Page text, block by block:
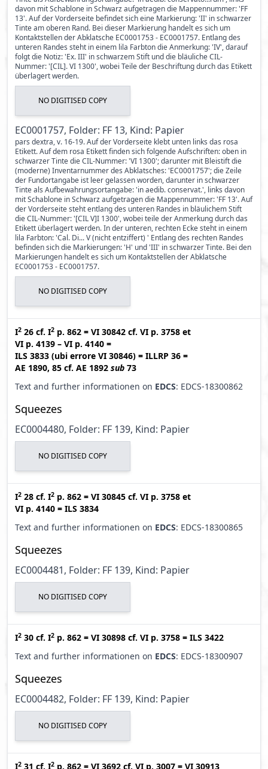
davon mit Schablone in Schwarz aufgetragen die Mappennummer: 'FF
13'. Auf der Vorderseite befindet sich eine Markierung: 'II' in schwarzer
Tinte am oberen Rand. Bei dieser Markierung handelt es sich um
Kontaktstellen der Abklatsche EC0001753 - EC0001757. Entlang des
unteren Randes steht in einem lila Farbton die Anmerkung: 'IV', darauf
folgt die Notiz: 'Ex. III' in schwarzem Stift und die bläuliche CIL-
Nummer: '[CIL]. VI 1300', wobei Teile der Beschriftung durch das Etikett
überlagert werden.
NO DIGITISED COPY
EC0001757, Folder: FF 13, Kind: Papier
pars dextra, v. 16-19. Auf der Vorderseite klebt unten links das rosa
Etikett. Auf dem rosa Etikett finden sich folgende Aufschriften: oben in
schwarzer Tinte die CIL-Nummer: 'VI 1300'; darunter mit Bleistift die
(moderne) Inventarnummer des Abklatsches: 'EC0001757'; die Zeile
der Fundortangabe ist leer gelassen worden, darunter in schwarzer
Tinte als Aufbewahrungsortangabe: 'in aedib. conservat.', links davon
mit Schablone in Schwarz aufgetragen die Mappennummer: 'FF 13'. Auf
der Vorderseite steht entlang des unteren Randes in bläulichem Stift
die CIL-Nummer: '[CIL V]I 1300', wobei teile der Anmerkung durch das
Etikett überlagert werden. In der unteren, rechten Ecke steht in einem
lila Farbton: 'Cal. Di... V (nicht entziffert) ' Entlang des rechten Randes
befinden sich die Markierungen: 'H' und 'III' in schwarzer Tinte. Bei den
Markierungen handelt es sich um Kontaktstellen der Abklatsche
EC0001753 - EC0001757.
NO DIGITISED COPY
I2 26 cf. I2 p. 862 = VI 30842 cf. VI p. 3758 et
VI p. 4139 – VI p. 4140 =
ILS 3833 (ubi errore VI 30846) = ILLRP 36 =
AE 1890, 85 cf. AE 1892 sub 73
Text and further informationen on EDCS: EDCS-18300862
Squeezes
EC0004480, Folder: FF 139, Kind: Papier
NO DIGITISED COPY
I2 28 cf. I2 p. 862 = VI 30845 cf. VI p. 3758 et
VI p. 4140 = ILS 3834
Text and further informationen on EDCS: EDCS-18300865
Squeezes
EC0004481, Folder: FF 139, Kind: Papier
NO DIGITISED COPY
I2 30 cf. I2 p. 862 = VI 30898 cf. VI p. 3758 = ILS 3422
Text and further informationen on EDCS: EDCS-18300907
Squeezes
EC0004482, Folder: FF 139, Kind: Papier
NO DIGITISED COPY
I2 31 cf. I2 p. 862 = VI 3692 cf. VI p. 3007 = VI 30913